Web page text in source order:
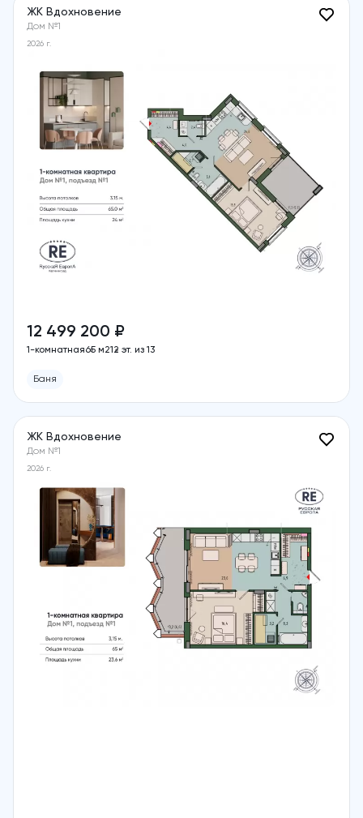
ЖК Вдохновение
Дом №1
2026 г.
12 499 200 ₽
1-комнатная65 м212 эт. из 13
Баня
ЖК Вдохновение
Дом №1
2026 г.